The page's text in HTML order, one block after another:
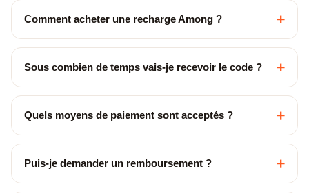
Comment acheter une recharge Among ? +
Sous combien de temps vais-je recevoir le code ? +
Quels moyens de paiement sont acceptés ? +
Puis-je demander un remboursement ? +